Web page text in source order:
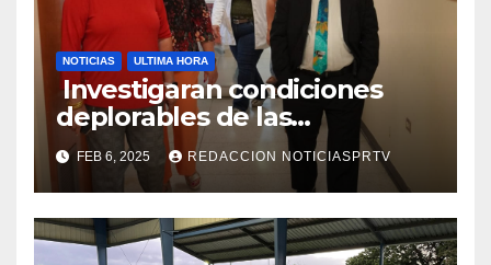
NOTICIAS ULTIMA HORA
Investigaran condiciones
deplorables de las
facilidades el Departamento
de la Salud en Mayagüez
FEB 6, 2025 REDACCION NOTICIASPRTV